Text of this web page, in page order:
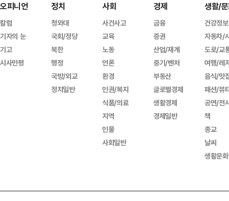
오피니언
칼럼
기자의 눈
기고
시사만평
정치
청와대
국회/정당
북한
행정
국방/외교
정치일반
사회
사건사고
교육
노동
언론
환경
인권/복지
식품/의료
지역
인물
사회일반
경제
금융
증권
산업/재계
중기/벤처
부동산
글로벌경제
생활경제
경제일반
생활/
건강정보
자동차/
도로/교
여행/레
음식/맛
패션/뷰
공연/전
책
종교
날씨
생활문